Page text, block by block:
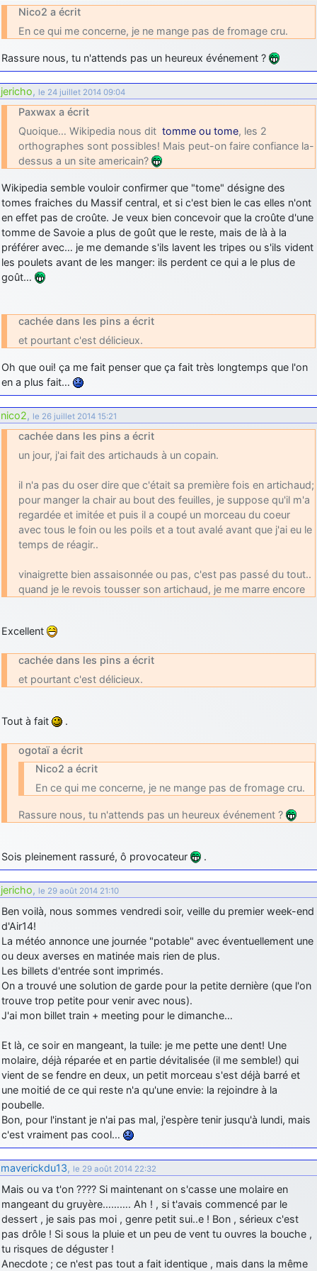
d9pouces: mais tu peux tenter l'un des rares lycées militaires
comme le Prytanée dans la Sarthe, ça ne peut pas faire de mal !
scientifique, tu as donc encore un peu de temps devant toi
yaellerigolow: bonjour a tous je suis un élève de première
passionnée par l'aviation militaire , pourrais je savoir que faire après
le lycée pour s'orienter et pouvoir devenir officier de l'armée de l'air?
d9pouces : lesquels, par exemple ?
mahmoud: bonsoir, très instructif ce site .mais nous aimerions avoir
les photo des anciens appareils de l'armée de l'air de la haute -volta
d9pouces: Ça me casse quand même bien les pieds, j’avoue
jericho : Pour moi tout est à nouveau OK dirait-on… Merci à toi.
d9pouces : En espérant n’avoir coupé les accessoires de personne
au passage !
un peu mieux
d9pouces: cette fois, c'est le Brésil et Singapour qui mettent le site
par terre
jericho : Ah ben je peux te confirmer que j'étais resté dans le filtre…
d9pouces: Désolé ! Mon filtrage a été un peu trop violent
manifestement
tout voir
Nico2 a écrit
En ce qui me concerne, je ne mange pas de fromage cru.
Rassure nous, tu n'attends pas un heureux événement ?
jericho, le 24 juillet 2014 09:04
Paxwax a écrit
Quoique… Wikipedia nous dit tomme ou tome, les 2
orthographes sont possibles! Mais peut-on faire confiance la-
dessus a un site americain?
Wikipedia semble vouloir confirmer que "tome" désigne des
tomes fraiches du Massif central, et si c'est bien le cas elles n'ont
en effet pas de croûte. Je veux bien concevoir que la croûte d'une
tomme de Savoie a plus de goût que le reste, mais de là à la
préférer avec… je me demande s'ils lavent les tripes ou s'ils vident
les poulets avant de les manger: ils perdent ce qui a le plus de
goût…
cachée dans les pins a écrit
et pourtant c'est délicieux.
Oh que oui! ça me fait penser que ça fait très longtemps que l'on
en a plus fait…
nico2, le 26 juillet 2014 15:21
cachée dans les pins a écrit
un jour, j'ai fait des artichauds à un copain.
il n'a pas du oser dire que c'était sa première fois en artichaud;
pour manger la chair au bout des feuilles, je suppose qu'il m'a
regardée et imitée et puis il a coupé un morceau du coeur
avec tous le foin ou les poils et a tout avalé avant que j'ai eu le
temps de réagir..
vinaigrette bien assaisonnée ou pas, c'est pas passé du tout..
quand je le revois tousser son artichaud, je me marre encore
Excellent
cachée dans les pins a écrit
et pourtant c'est délicieux.
Tout à fait .
ogotaï a écrit
Nico2 a écrit
En ce qui me concerne, je ne mange pas de fromage cru.
Rassure nous, tu n'attends pas un heureux événement ?
Sois pleinement rassuré, ô provocateur .
jericho, le 29 août 2014 21:10
Ben voilà, nous sommes vendredi soir, veille du premier week-end
d'Air14!
La météo annonce une journée "potable" avec éventuellement une
ou deux averses en matinée mais rien de plus.
Les billets d'entrée sont imprimés.
On a trouvé une solution de garde pour la petite dernière (que l'on
trouve trop petite pour venir avec nous).
J'ai mon billet train + meeting pour le dimanche…
Et là, ce soir en mangeant, la tuile: je me pette une dent! Une
molaire, déjà réparée et en partie dévitalisée (il me semble!) qui
vient de se fendre en deux, un petit morceau s'est déjà barré et
une moitié de ce qui reste n'a qu'une envie: la rejoindre à la
poubelle.
Bon, pour l'instant je n'ai pas mal, j'espère tenir jusqu'à lundi, mais
c'est vraiment pas cool…
maverickdu13, le 29 août 2014 22:32
Mais ou va t'on ???? Si maintenant on s'casse une molaire en
mangeant du gruyère………. Ah ! , si t'avais commencé par le
dessert , je sais pas moi , genre petit sui..e ! Bon , sérieux c'est
pas drôle ! Si sous la pluie et un peu de vent tu ouvres la bouche ,
tu risques de déguster !
Anecdote ; ce n'est pas tout a fait identique , mais dans la même